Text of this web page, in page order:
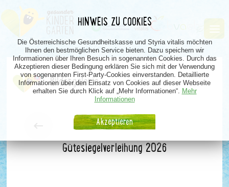
HINWEIS ZU COOKIES
Die Österreichische Gesundheitskasse und Styria vitalis möchten
Ihnen den bestmöglichen Service bieten. Dazu speichern wir
Informationen über Ihren Besuch in sogenannten Cookies. Durch das
Akzeptieren dieser Bedingung erklären Sie sich mit der Verwendung
von sogenannten First-Party-Cookies einverstanden. Detaillierte
Informationen über den Einsatz von Cookies auf dieser Webseite
erhalten Sie durch Klick auf „Mehr Informationen“. Mehr
Informationen
Akzeptieren
Bildergalerie
Gütesiegelverleihung 2026